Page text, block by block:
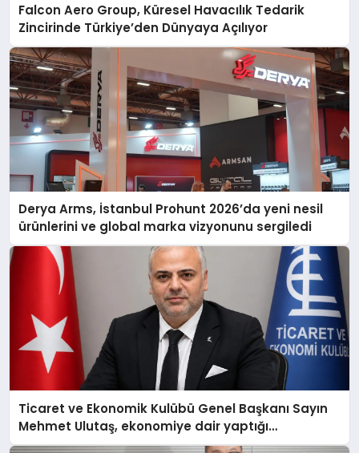
Falcon Aero Group, Küresel Havacılık Tedarik
Zincirinde Türkiye’den Dünyaya Açılıyor
Derya Arms, İstanbul Prohunt 2026’da yeni nesil
ürünlerini ve global marka vizyonunu sergiledi
Ticaret ve Ekonomik Kulübü Genel Başkanı Sayın
Mehmet Ulutaş, ekonomiye dair yaptığı
açıklamada şunları kaydetti: